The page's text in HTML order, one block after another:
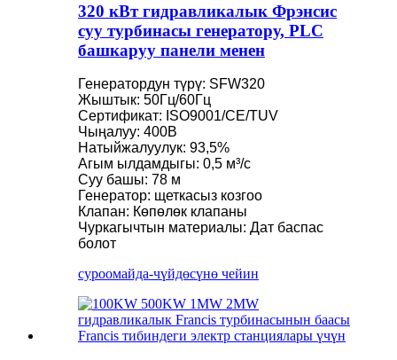
320 кВт гидравликалык Фрэнсис
суу турбинасы генератору, PLC
башкаруу панели менен
Генератордун түрү: SFW320
Жыштык: 50Гц/60Гц
Сертификат: ISO9001/CE/TUV
Чыңалуу: 400В
Натыйжалуулук: 93,5%
Агым ылдамдыгы: 0,5 м³/с
Суу башы: 78 м
Генератор: щеткасыз козгоо
Клапан: Көпөлөк клапаны
Чуркагычтын материалы: Дат баспас
болот
суроомайда-чүйдөсүнө чейин